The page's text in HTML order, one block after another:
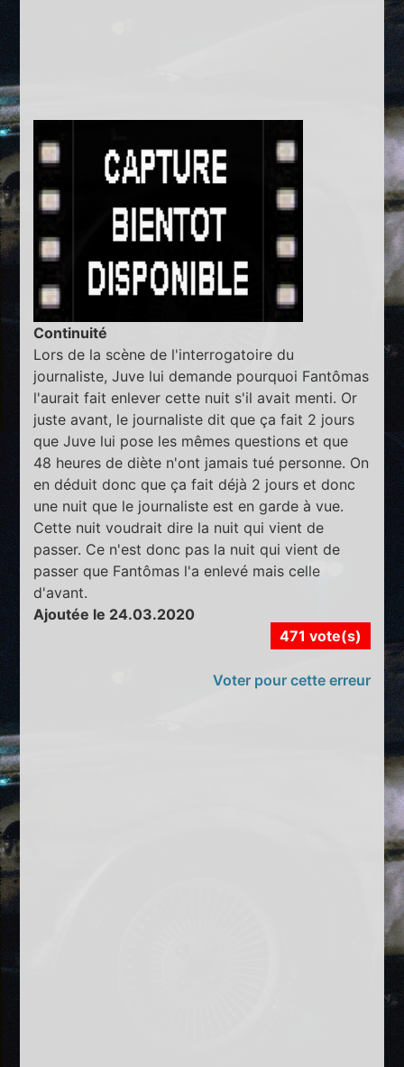
Continuité
Lors de la scène de l'interrogatoire du
journaliste, Juve lui demande pourquoi Fantômas
l'aurait fait enlever cette nuit s'il avait menti. Or
juste avant, le journaliste dit que ça fait 2 jours
que Juve lui pose les mêmes questions et que
48 heures de diète n'ont jamais tué personne. On
en déduit donc que ça fait déjà 2 jours et donc
une nuit que le journaliste est en garde à vue.
Cette nuit voudrait dire la nuit qui vient de
passer. Ce n'est donc pas la nuit qui vient de
passer que Fantômas l'a enlevé mais celle
d'avant.
Ajoutée le 24.03.2020
471 vote(s)
Voter pour cette erreur